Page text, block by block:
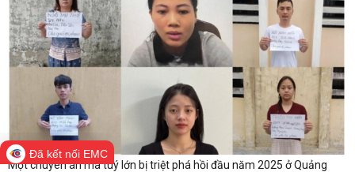
Một chuyên án ma tuý lớn bị triệt phá hồi đầu năm 2025 ở Quảng
Đã kết nối EMC